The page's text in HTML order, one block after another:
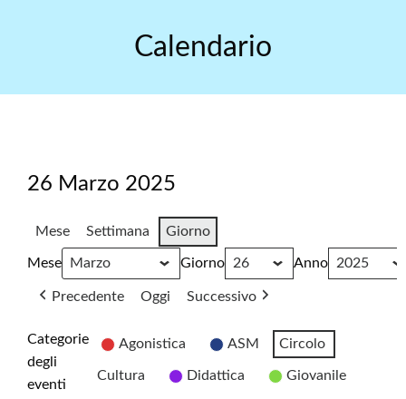
Calendario
26 Marzo 2025
Mese Settimana Giorno
Mese Giorno Anno
Precedente Oggi Successivo
Categorie
degli
eventi
Agonistica ASM Circolo
Cultura Didattica Giovanile